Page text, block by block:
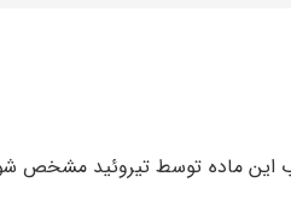
این ماده توسط تیروئید مشخص